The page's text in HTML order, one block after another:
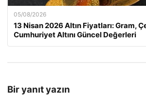
05/08/2026
13 Nisan 2026 Altın Fiyatları: Gram,
Cumhuriyet Altını Güncel Değerleri
Bir yanıt yazın